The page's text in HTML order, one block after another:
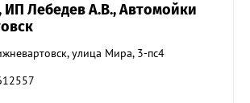
ИП Лебедев А.В., Автомойки
улица Мира, 3-пс4